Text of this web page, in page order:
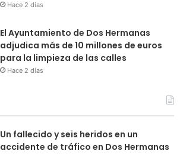
Hace 2 días
El Ayuntamiento de Dos Hermanas
adjudica más de 10 millones de euros
para la limpieza de las calles
Hace 2 días
Un fallecido y seis heridos en un
accidente de tráfico en Dos Hermanas